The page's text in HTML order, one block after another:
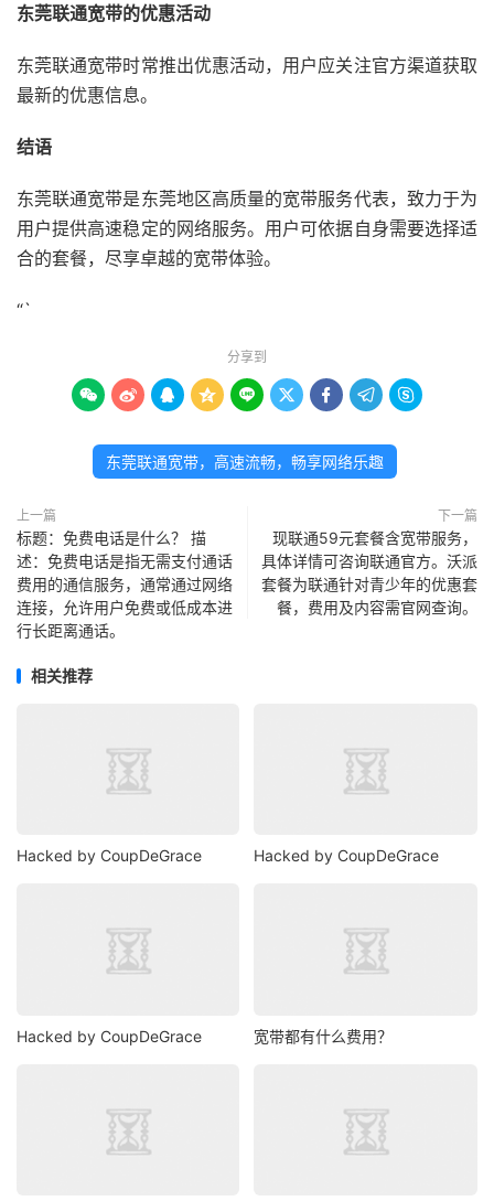
东莞联通宽带的优惠活动
东莞联通宽带时常推出优惠活动，用户应关注官方渠道获取
最新的优惠信息。
结语
东莞联通宽带是东莞地区高质量的宽带服务代表，致力于为
用户提供高速稳定的网络服务。用户可依据自身需要选择适
合的套餐，尽享卓越的宽带体验。
“`
分享到
        
东莞联通宽带，高速流畅，畅享网络乐趣
上一篇
标题：免费电话是什么？ 描
述：免费电话是指无需支付通话
费用的通信服务，通常通过网络
连接，允许用户免费或低成本进
行长距离通话。
下一篇
现联通59元套餐含宽带服务，
具体详情可咨询联通官方。沃派
套餐为联通针对青少年的优惠套
餐，费用及内容需官网查询。
相关推荐
Hacked by CoupDeGrace Hacked by CoupDeGrace
Hacked by CoupDeGrace 宽带都有什么费用？